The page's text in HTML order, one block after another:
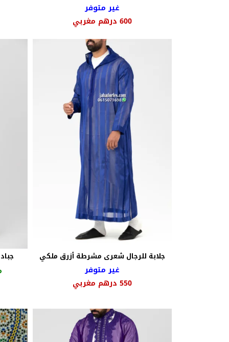
غير متوفر
600 درهم مغربي
جلابة للرجال شعرى مشرطة أزرق ملكي
غير متوفر
السعر
700 درهم
مغربي.
550 درهم مغربي